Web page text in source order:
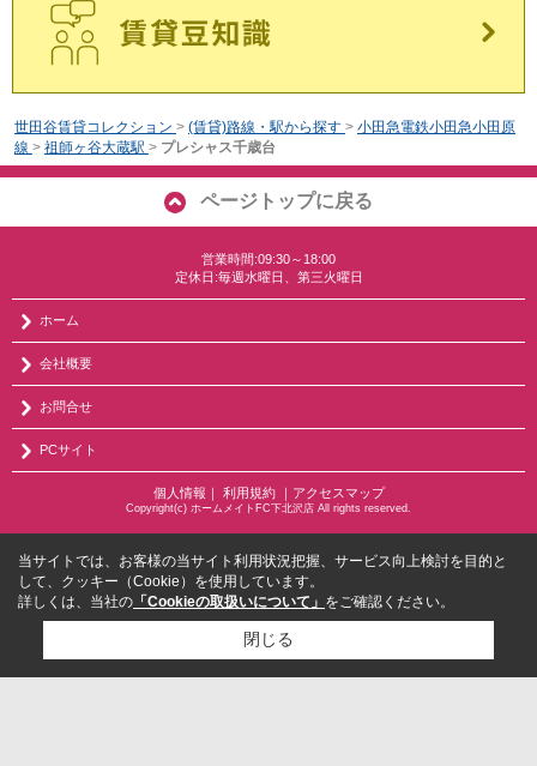
世田谷賃貸コレクション > (賃貸)路線・駅から探す > 小田急電鉄小田急小田原
線 > 祖師ヶ谷大蔵駅 > プレシャス千歳台
ページトップに戻る
営業時間:09:30～18:00
定休日:毎週水曜日、第三火曜日
ホーム
会社概要
お問合せ
PCサイト
個人情報 ｜ 利用規約｜ アクセスマップ
Copyright(c) ホームメイトFC下北沢店 All rights reserved.
当サイトでは、お客様の当サイト利用状況把握、サービス向上検討を目的と
して、クッキー（Cookie）を使用しています。
詳しくは、当社の 「Cookieの取扱いについて」 をご確認ください。
閉じる